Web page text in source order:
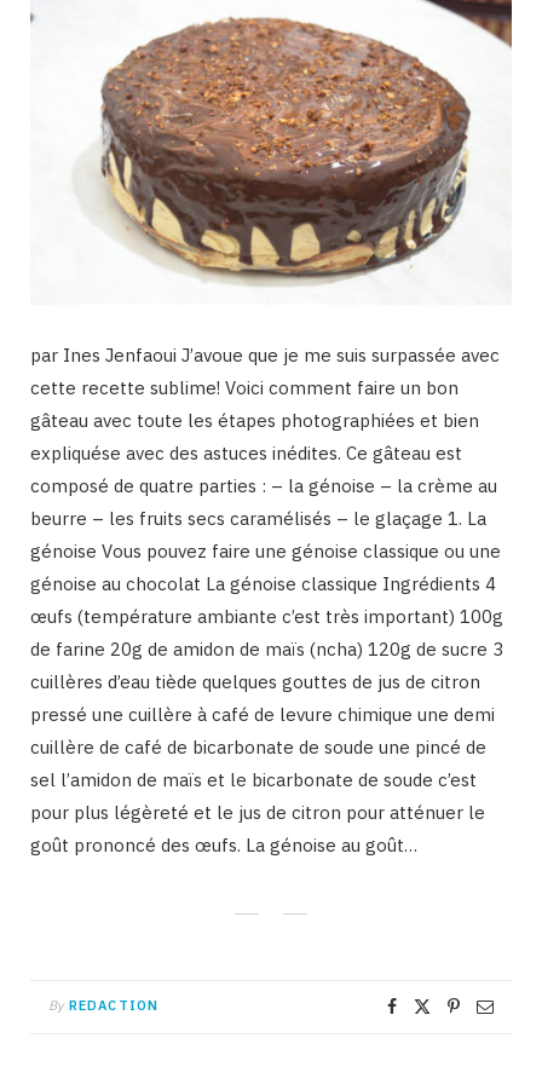
par Ines Jenfaoui J’avoue que je me suis surpassée avec
cette recette sublime! Voici comment faire un bon
gâteau avec toute les étapes photographiées et bien
expliquése avec des astuces inédites. Ce gâteau est
composé de quatre parties : – la génoise – la crème au
beurre – les fruits secs caramélisés – le glaçage 1. La
génoise Vous pouvez faire une génoise classique ou une
génoise au chocolat La génoise classique Ingrédients 4
œufs (température ambiante c’est très important) 100g
de farine 20g de amidon de maïs (ncha) 120g de sucre 3
cuillères d’eau tiède quelques gouttes de jus de citron
pressé une cuillère à café de levure chimique une demi
cuillère de café de bicarbonate de soude une pincé de
sel l’amidon de maïs et le bicarbonate de soude c’est
pour plus légèreté et le jus de citron pour atténuer le
goût prononcé des œufs. La génoise au goût…
By REDACTION